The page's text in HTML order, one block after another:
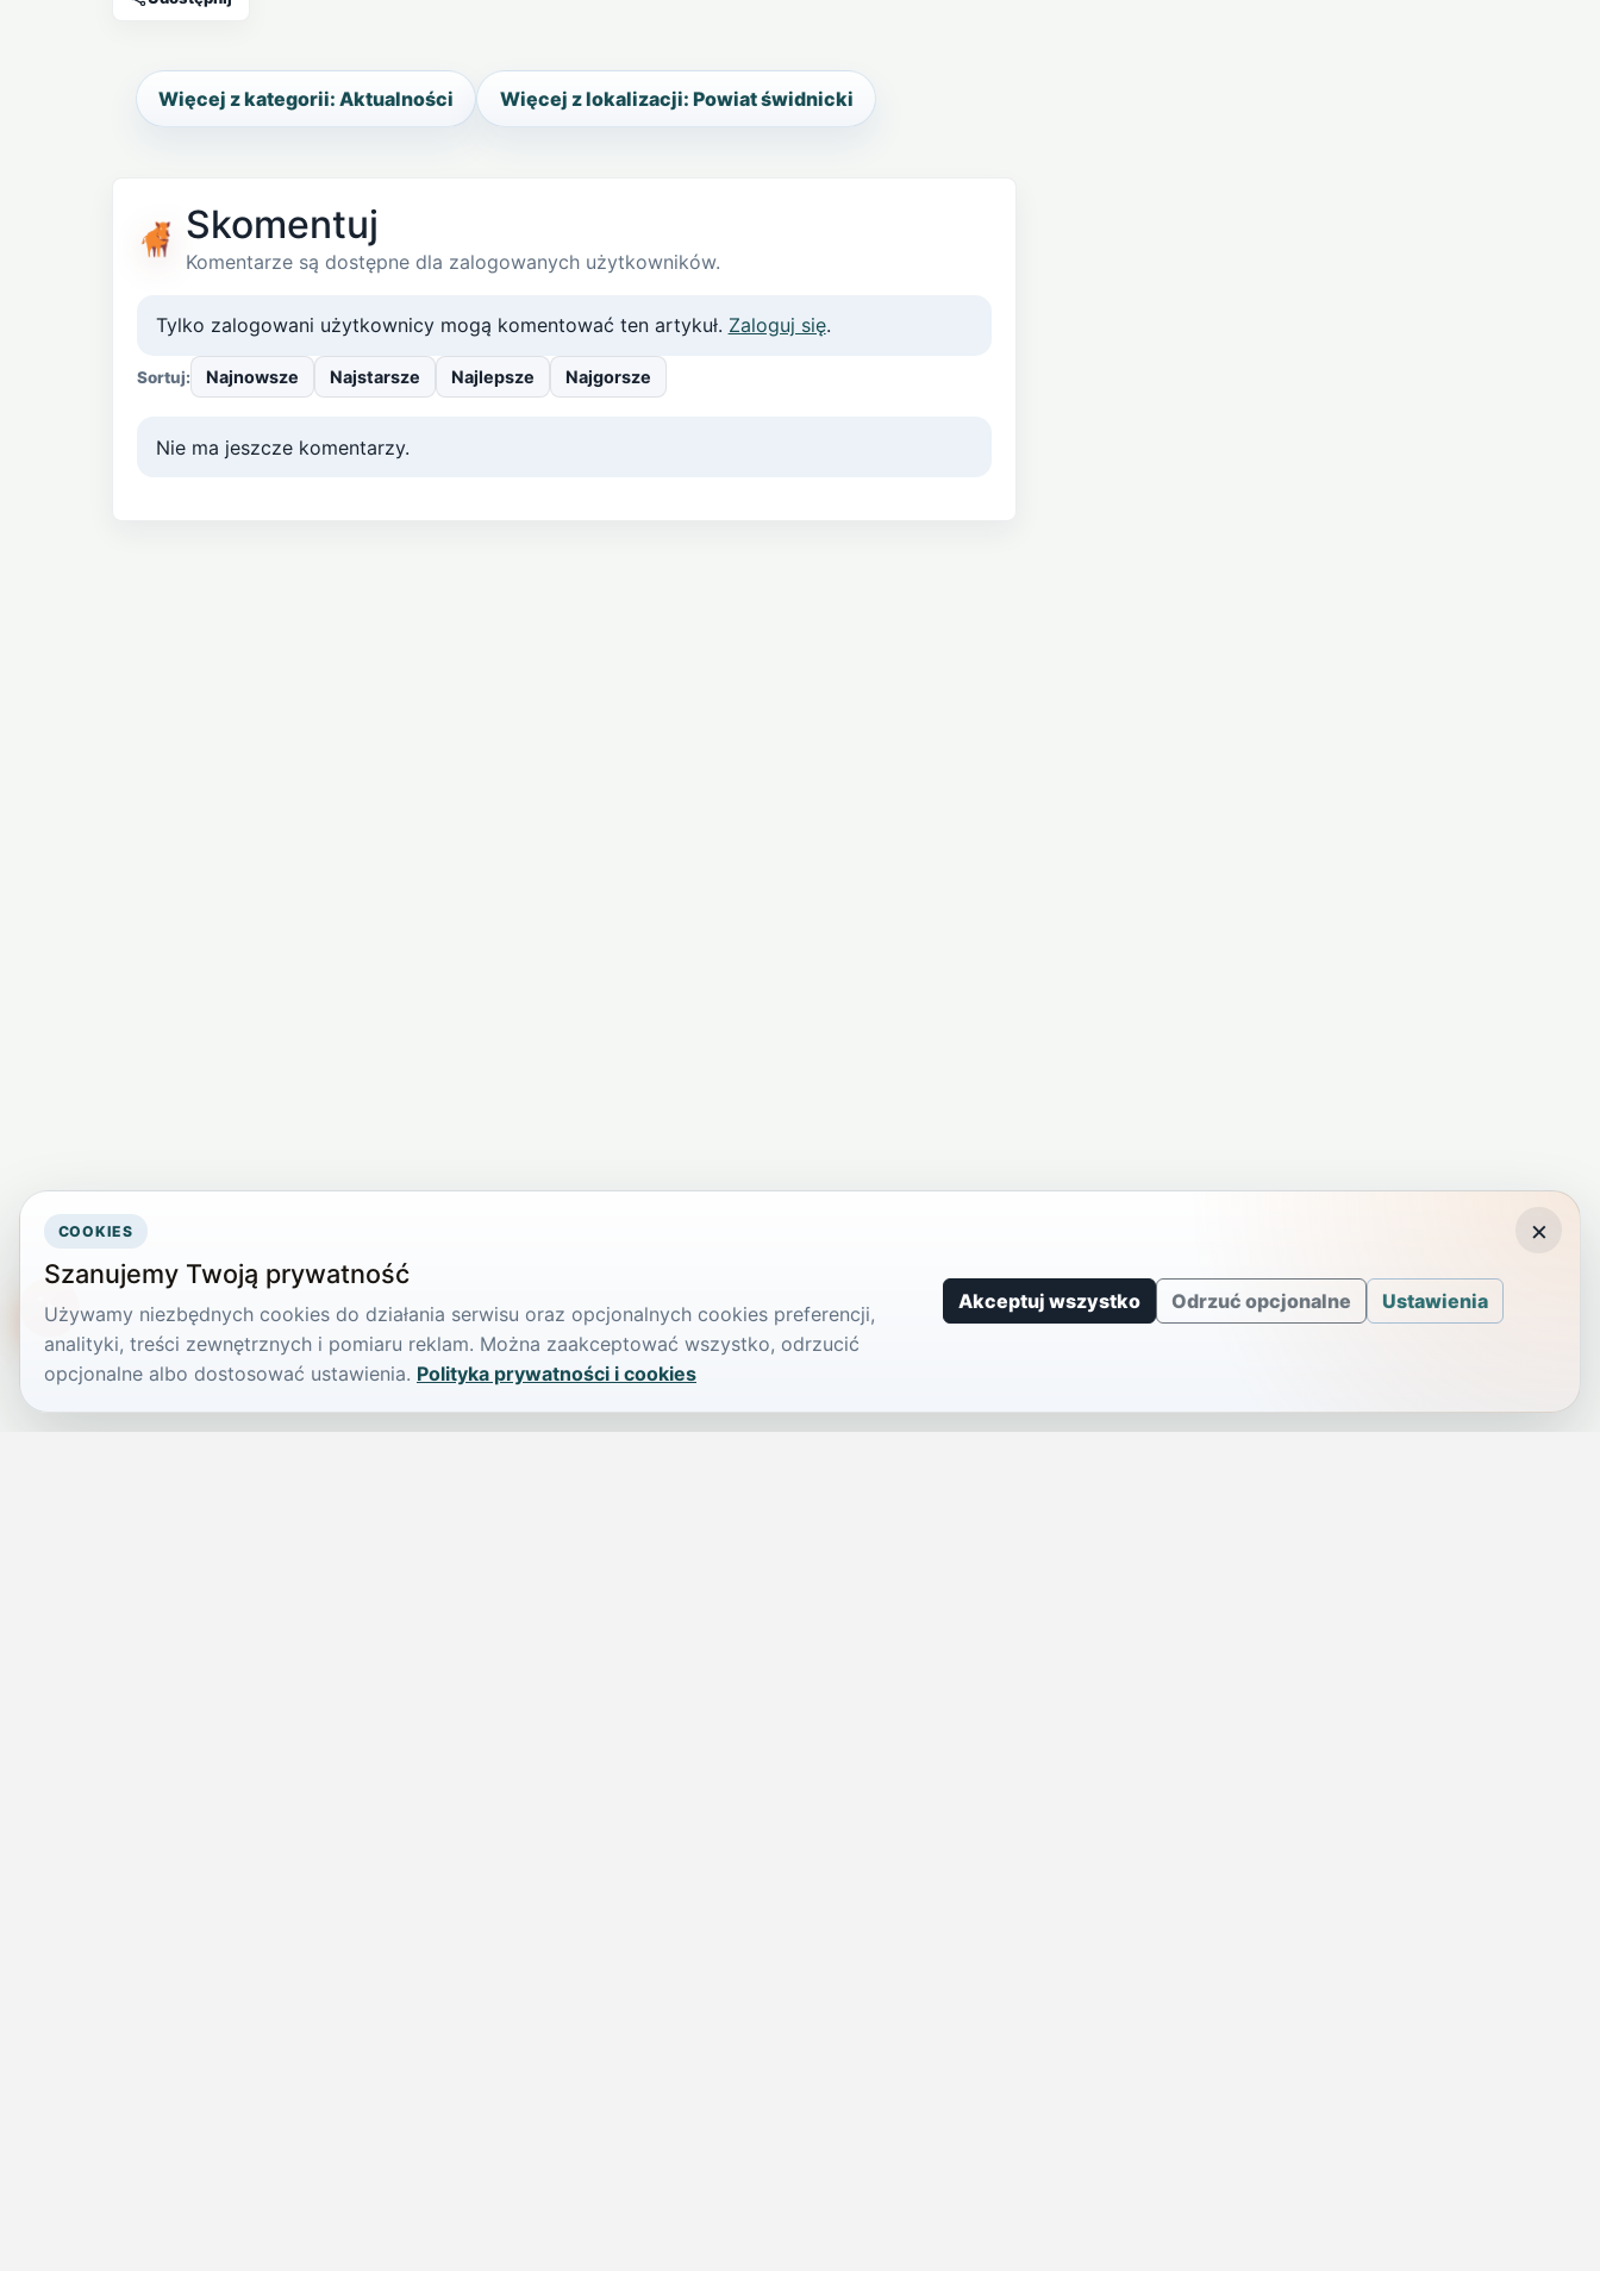
Więcej z kategorii: Aktualności Więcej z lokalizacji: Powiat świdnicki
Skomentuj
Komentarze są dostępne dla zalogowanych użytkowników.
Tylko zalogowani użytkownicy mogą komentować ten artykuł. Zaloguj się.
Sortuj: Najnowsze Najstarsze Najlepsze Najgorsze
Nie ma jeszcze komentarzy.
COOKIES
Szanujemy Twoją prywatność
Używamy niezbędnych cookies do działania serwisu oraz opcjonalnych cookies preferencji,
analityki, treści zewnętrznych i pomiaru reklam. Można zaakceptować wszystko, odrzucić
opcjonalne albo dostosować ustawienia. Polityka prywatności i cookies
Akceptuj wszystko Odrzuć opcjonalne Ustawienia
×
TikTokowa Jelonka